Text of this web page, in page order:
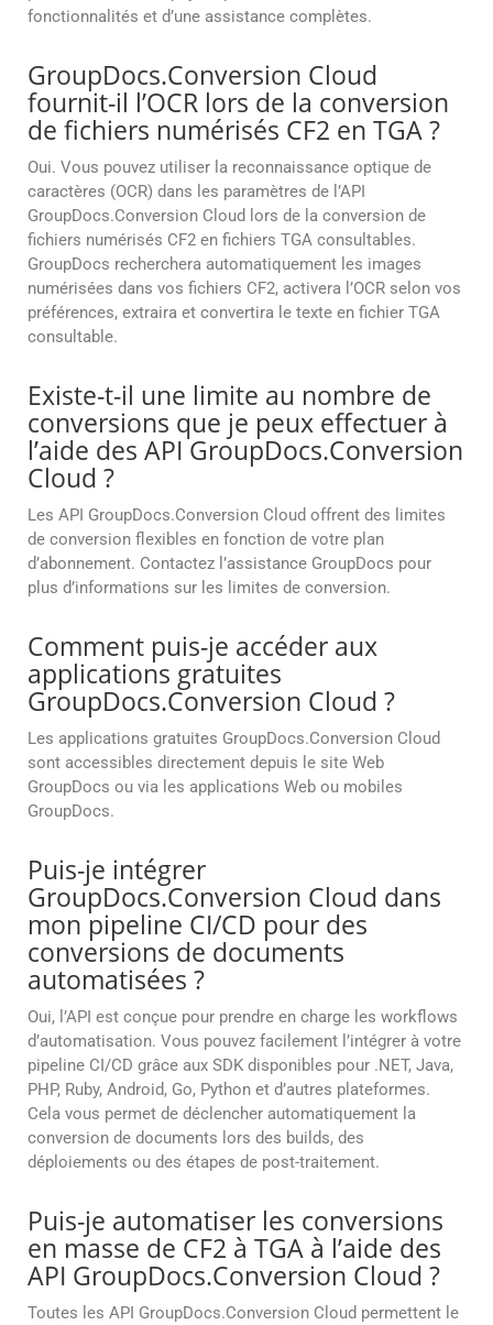
fonctionnalités et d’une assistance complètes.
GroupDocs.Conversion Cloud
fournit-il l’OCR lors de la conversion
de fichiers numérisés CF2 en TGA ?
Oui. Vous pouvez utiliser la reconnaissance optique de
caractères (OCR) dans les paramètres de l’API
GroupDocs.Conversion Cloud lors de la conversion de
fichiers numérisés CF2 en fichiers TGA consultables.
GroupDocs recherchera automatiquement les images
numérisées dans vos fichiers CF2, activera l’OCR selon vos
préférences, extraira et convertira le texte en fichier TGA
consultable.
Existe-t-il une limite au nombre de
conversions que je peux effectuer à
l’aide des API GroupDocs.Conversion
Cloud ?
Les API GroupDocs.Conversion Cloud offrent des limites
de conversion flexibles en fonction de votre plan
d’abonnement. Contactez l’assistance GroupDocs pour
plus d’informations sur les limites de conversion.
Comment puis-je accéder aux
applications gratuites
GroupDocs.Conversion Cloud ?
Les applications gratuites GroupDocs.Conversion Cloud
sont accessibles directement depuis le site Web
GroupDocs ou via les applications Web ou mobiles
GroupDocs.
Puis-je intégrer
GroupDocs.Conversion Cloud dans
mon pipeline CI/CD pour des
conversions de documents
automatisées ?
Oui, l’API est conçue pour prendre en charge les workflows
d’automatisation. Vous pouvez facilement l’intégrer à votre
pipeline CI/CD grâce aux SDK disponibles pour .NET, Java,
PHP, Ruby, Android, Go, Python et d’autres plateformes.
Cela vous permet de déclencher automatiquement la
conversion de documents lors des builds, des
déploiements ou des étapes de post-traitement.
Puis-je automatiser les conversions
en masse de CF2 à TGA à l’aide des
API GroupDocs.Conversion Cloud ?
Toutes les API GroupDocs.Conversion Cloud permettent le